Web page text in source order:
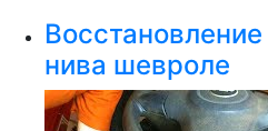
нива шевроле